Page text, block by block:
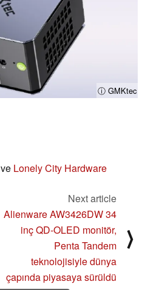
ⓘ GMKtec
ve Lonely City Hardware
Next article
Alienware AW3426DW 34
inç QD-OLED monitör,
Penta Tandem
teknolojisiyle dünya
çapında piyasaya sürüldü
⟩